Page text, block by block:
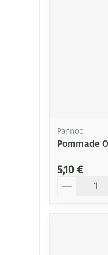
Pannoc
Pommade
5,10 €